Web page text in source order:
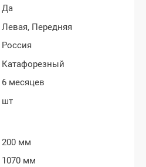
Да
Левая, Передняя
Россия
Катафорезный
6 месяцев
шт
200 мм
1070 мм